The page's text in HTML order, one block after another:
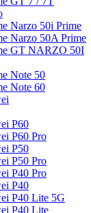
Narzo 50i Prime
Narzo 50A Prime
GT NARZO 50I
Note 50
Note 60
P60
P60 Pro
P50
P50 Pro
P40 Pro
P40
P40 Lite 5G
P40 Lite